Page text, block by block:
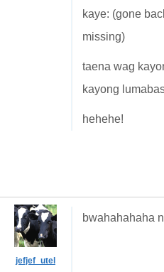
kaye: (gone
missing)
taena wag
kayong
hehehe!
jefjef_utel
bwahahahaha